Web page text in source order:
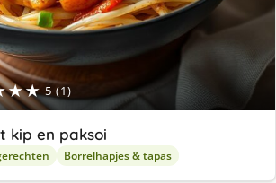
5 (1)
kip en paksoi
Borrelhapjes & tapas